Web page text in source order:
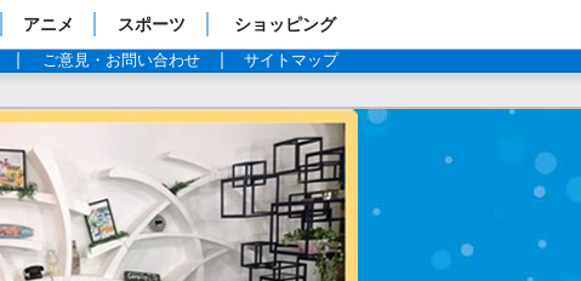
アニメ スポーツ ショッピング
ご意見・お問い合わせ サイトマップ